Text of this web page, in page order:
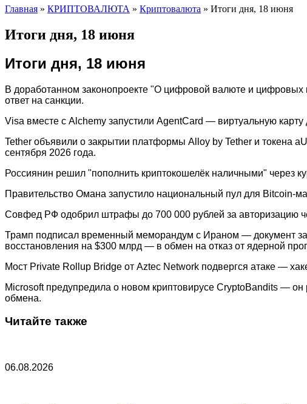
Главная » КРИПТОВАЛЮТА » Криптовалюта » Итоги дня, 18 июня
Итоги дня, 18 июня
Итоги дня, 18 июня
В доработанном законопроекте "О цифровой валюте и
ответ на санкции.
Visa вместе с Alchemy запустили AgentCard — виртуальную
Tether объявили о закрытии платформы Alloy by Tether и токена
сентября 2026 года.
Россиянин решил "пополнить криптокошелёк наличными" через
Правительство Омана запустило национальный пул для Bitcoin-
Совфед РФ одобрил штрафы до 700 000 рублей за авторизацию
Трамп подписал временный меморандум с Ираном — документ
восстановления на $300 млрд — в обмен на отказ от ядерной
Мост Private Rollup Bridge от Aztec Network подвергся атаке —
Microsoft предупредила о новом криптовирусе CryptoBandits —
обмена.
Читайте также
06.08.2026